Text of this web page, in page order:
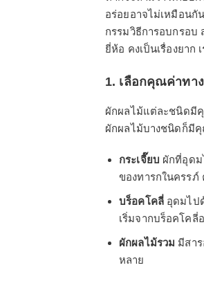
อร่อยอาจไม่เหมือนกั
กรรมวิธีการอบกรอบ
ยี่ห้อ คงเป็นเรื่องยา
1. เลือกคุณค่าทา
ผักผลไม้แต่ละชนิดมี
ผักผลไม้บางชนิดก็มี
กระเจี๊ยบ ผักที่อุดม
ของทารกในครรภ์
บร็อคโคลี่อุดมไปด้
เริ่มจากบร็อคโคลี่
ผักผลไม้รวม มีสา
หลาย